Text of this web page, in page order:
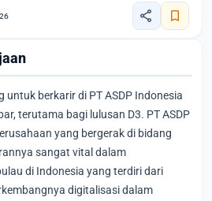
share bookmark
untuk berkarir di PT ASDP Indonesia
terutama bagi lulusan D3. PT ASDP
yang bergerak di bidang
sangat vital dalam
di Indonesia yang terdiri dari
digitalisasi dalam